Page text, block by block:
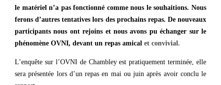
le matériel n’a pas fonctionné comme nous le souhaitions. Nous
ferons d’autres tentatives lors des prochains repas. De nouveaux
participants nous ont rejoins et nous avons pu échanger sur le
phénomène OVNI, devant un repas amical et convivial.
L’enquête sur l’OVNI de Chambley est pratiquement terminée, elle
sera présentée lors d’un repas en mai ou juin après avoir conclu le